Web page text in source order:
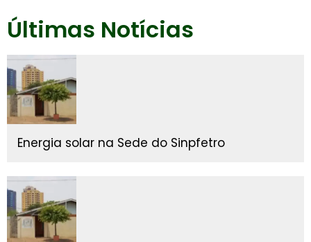
Últimas Notícias
Energia solar na Sede do Sinpfetro